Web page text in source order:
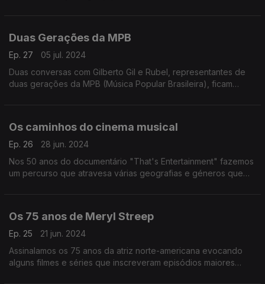
Duas Gerações da MPB
Ep. 27
05 jul. 2024
Duas conversas com Gilberto Gil e Rubel, representantes de
duas gerações da MPB (Música Popular Brasileira), ficam
Os caminhos do cinema musical
Ep. 26
28 jun. 2024
Nos 50 anos do documentário "That's Entertainment" fazemos
um percurso que atravesa várias geografias e géneros que
Os 75 anos de Meryl Streep
Ep. 25
21 jun. 2024
Assinalamos os 75 anos da atriz norte-americana evocando
alguns filmes e séries que inscreveram episódios maiores